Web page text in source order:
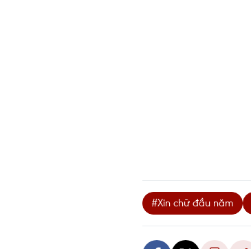
#Xin chữ đầu năm